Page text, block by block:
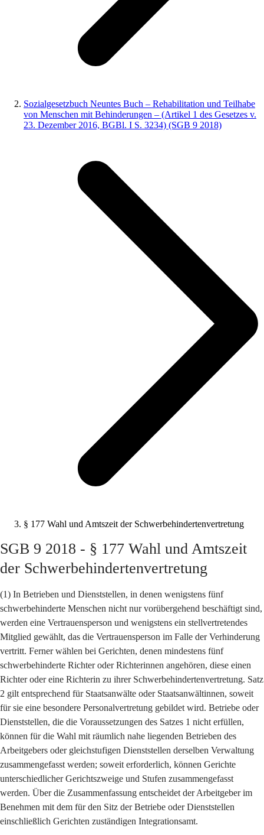
Sozialgesetzbuch Neuntes Buch – Rehabilitation und Teilhabe
von Menschen mit Behinderungen – (Artikel 1 des Gesetzes v.
23. Dezember 2016, BGBl. I S. 3234) (SGB 9 2018)
§ 177 Wahl und Amtszeit der Schwerbehindertenvertretung
SGB 9 2018 - § 177 Wahl und Amtszeit
der Schwerbehindertenvertretung
(1) In Betrieben und Dienststellen, in denen wenigstens fünf
schwerbehinderte Menschen nicht nur vorübergehend beschäftigt sind,
werden eine Vertrauensperson und wenigstens ein stellvertretendes
Mitglied gewählt, das die Vertrauensperson im Falle der Verhinderung
vertritt. Ferner wählen bei Gerichten, denen mindestens fünf
schwerbehinderte Richter oder Richterinnen angehören, diese einen
Richter oder eine Richterin zu ihrer Schwerbehindertenvertretung. Satz
2 gilt entsprechend für Staatsanwälte oder Staatsanwältinnen, soweit
für sie eine besondere Personalvertretung gebildet wird. Betriebe oder
Dienststellen, die die Voraussetzungen des Satzes 1 nicht erfüllen,
können für die Wahl mit räumlich nahe liegenden Betrieben des
Arbeitgebers oder gleichstufigen Dienststellen derselben Verwaltung
zusammengefasst werden; soweit erforderlich, können Gerichte
unterschiedlicher Gerichtszweige und Stufen zusammengefasst
werden. Über die Zusammenfassung entscheidet der Arbeitgeber im
Benehmen mit dem für den Sitz der Betriebe oder Dienststellen
einschließlich Gerichten zuständigen Integrationsamt.